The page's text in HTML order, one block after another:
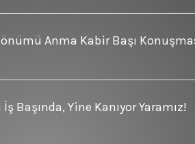
Anma Kabir Başı
Başında, Yine Kanıyor Yaramız!